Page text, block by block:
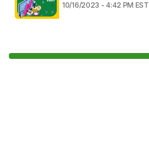
10/16/2023 - 4:42 PM EST